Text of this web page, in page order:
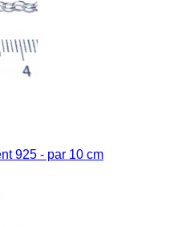
925 - par 10 cm